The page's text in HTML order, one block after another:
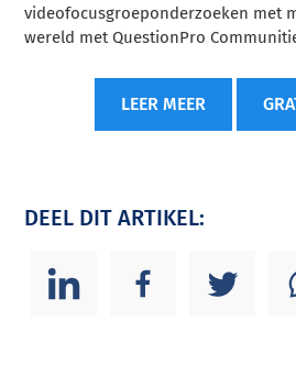
videofocusgroeponderzoeken met
wereld met QuestionPro
LEER MEER
DEEL DIT ARTIKEL: